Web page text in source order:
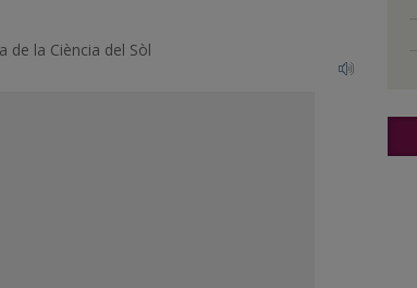
de la Ciència del Sòl